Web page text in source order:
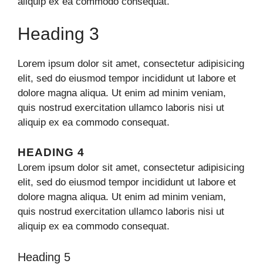
Heading 3
Lorem ipsum dolor sit amet, consectetur adipisicing
elit, sed do eiusmod tempor incididunt ut labore et
dolore magna aliqua. Ut enim ad minim veniam,
quis nostrud exercitation ullamco laboris nisi ut
aliquip ex ea commodo consequat.
HEADING 4
Lorem ipsum dolor sit amet, consectetur adipisicing
elit, sed do eiusmod tempor incididunt ut labore et
dolore magna aliqua. Ut enim ad minim veniam,
quis nostrud exercitation ullamco laboris nisi ut
aliquip ex ea commodo consequat.
Heading 5